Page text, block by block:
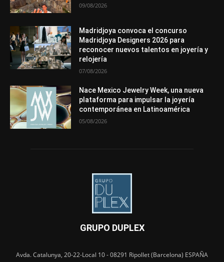
09/08/2026
Madridjoya convoca el concurso
Madridjoya Designers 2026 para
reconocer nuevos talentos en joyería y
relojería
07/08/2026
Nace Mexico Jewelry Week, una nueva
plataforma para impulsar la joyería
contemporánea en Latinoamérica
05/08/2026
GRUPO DUPLEX
Avda. Catalunya, 20-22-Local 10 - 08291 Ripollet (Barcelona) ESPAÑA